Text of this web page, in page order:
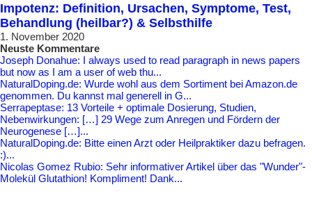
Impotenz: Definition, Ursachen, Symptome, Test,
Behandlung (heilbar?) & Selbsthilfe
1. November 2020
Neuste Kommentare
Joseph Donahue: I always used to read paragraph in news papers
but now as I am a user of web thu...
NaturalDoping.de: Wurde wohl aus dem Sortiment bei Amazon.de
genommen. Du kannst mal generell in G...
Serrapeptase: 13 Vorteile + optimale Dosierung, Studien,
Nebenwirkungen: […] 29 Wege zum Anregen und Fördern der
Neurogenese […]...
NaturalDoping.de: Bitte einen Arzt oder Heilpraktiker dazu befragen.
:)...
Nicolas Gomez Rubio: Sehr informativer Artikel über das "Wunder"-
Molekül Glutathion! Kompliment! Dank...